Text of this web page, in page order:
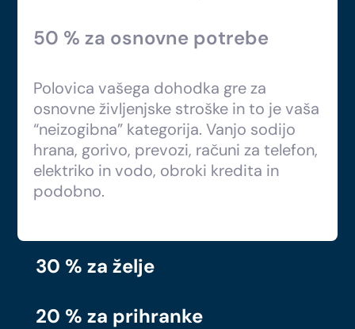
50 % za osnovne potrebe
Polovica vašega dohodka gre za
osnovne življenjske stroške in to je vaša
“neizogibna” kategorija. Vanjo sodijo
hrana, gorivo, prevozi, računi za telefon,
elektriko in vodo, obroki kredita in
podobno.
30 % za želje
20 % za prihranke